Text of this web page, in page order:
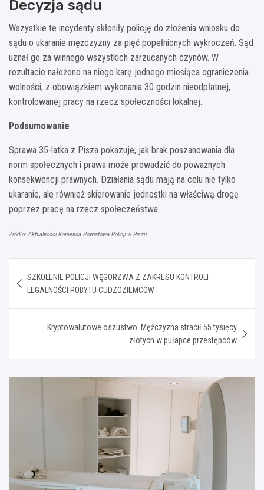
Decyzja sądu
Wszystkie te incydenty skłoniły policję do złożenia wniosku do
sądu o ukaranie mężczyzny za pięć popełnionych wykroczeń. Sąd
uznał go za winnego wszystkich zarzucanych czynów. W
rezultacie nałożono na niego karę jednego miesiąca ograniczenia
wolności, z obowiązkiem wykonania 30 godzin nieodpłatnej,
kontrolowanej pracy na rzecz społeczności lokalnej.
Podsumowanie
Sprawa 35-latka z Pisza pokazuje, jak brak poszanowania dla
norm społecznych i prawa może prowadzić do poważnych
konsekwencji prawnych. Działania sądu mają na celu nie tylko
ukaranie, ale również skierowanie jednostki na właściwą drogę
poprzez pracę na rzecz społeczeństwa.
Źródło: Aktualności Komenda Powiatowa Policji w Piszu
wpisu
SZKOLENIE POLICJI WĘGORZWA Z ZAKRESU KONTROLI
LEGALNOŚCI POBYTU CUDZOZIEMCÓW
Kryptowalutowe oszustwo: Mężczyzna stracił 55 tysięcy
złotych w pułapce przestępców